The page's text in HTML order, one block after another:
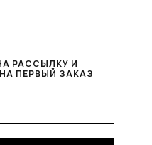
РАССЫЛКУ И
ПЕРВЫЙ ЗАКАЗ